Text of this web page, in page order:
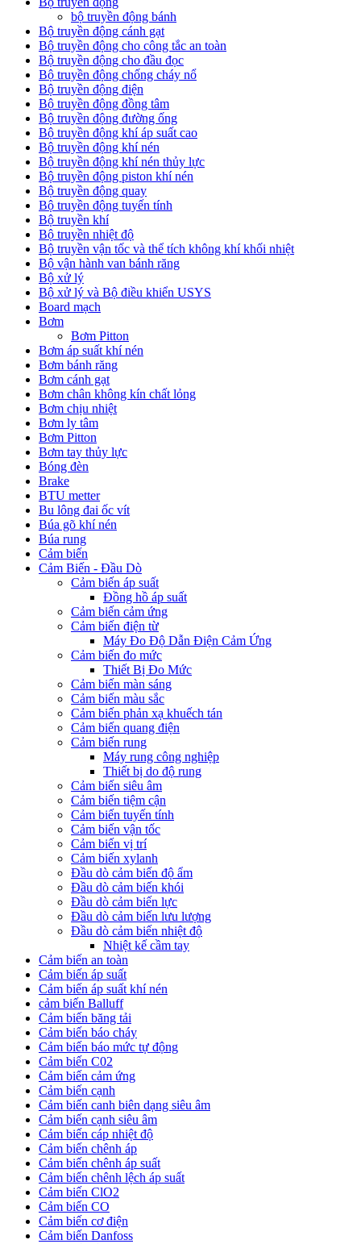
bộ truyền động bánh
Bộ truyền động cánh gạt
Bộ truyền động cho công tắc an toàn
Bộ truyền động cho đầu đọc
Bộ truyền động chống cháy nổ
Bộ truyền động điện
Bộ truyền động đồng tâm
Bộ truyền động đường ống
Bộ truyền động khí áp suất cao
Bộ truyền động khí nén
Bộ truyền động khí nén thủy lực
Bộ truyền động piston khí nén
Bộ truyền động quay
Bộ truyền động tuyến tính
Bộ truyền khí
Bộ truyền nhiệt độ
Bộ truyền vận tốc và thể tích không khí khối nhiệt
Bộ vận hành van bánh răng
Bộ xử lý
Bộ xử lý và Bộ điều khiển USYS
Board mạch
Bơm
Bơm Pitton
Bơm áp suất khí nén
Bơm bánh răng
Bơm cánh gạt
Bơm chân không kín chất lỏng
Bơm chịu nhiệt
Bơm ly tâm
Bơm Pitton
Bơm tay thủy lực
Bóng đèn
Brake
BTU metter
Bu lông đai ốc vít
Búa gõ khí nén
Búa rung
Cảm biến
Cảm Biến - Đầu Dò
Cảm biến áp suất
Đồng hồ áp suất
Cảm biến cảm ứng
Cảm biến điện từ
Máy Đo Độ Dẫn Điện Cảm Ứng
Cảm biến đo mức
Thiết Bị Đo Mức
Cảm biến màn sáng
Cảm biến màu sắc
Cảm biến phản xạ khuếch tán
Cảm biến quang điện
Cảm biến rung
Máy rung công nghiệp
Thiết bị do độ rung
Cảm biến siêu âm
Cảm biến tiệm cận
Cảm biến tuyến tính
Cảm biến vận tốc
Cảm biến vị trí
Cảm biến xylanh
Đầu dò cảm biến độ ẩm
Đầu dò cảm biến khói
Đầu dò cảm biến lực
Đầu dò cảm biến lưu lượng
Đầu dò cảm biến nhiệt độ
Nhiệt kế cầm tay
Cảm biến an toàn
Cảm biến áp suất
Cảm biến áp suất khí nén
cảm biến Balluff
Cảm biến băng tải
Cảm biến báo cháy
Cảm biến báo mức tự động
Cảm biến C02
Cảm biến cảm ứng
Cảm biến cạnh
Cảm biến canh biên dạng siêu âm
Cảm biến cạnh siêu âm
Cảm biến cáp nhiệt độ
Cảm biến chênh áp
Cảm biến chênh áp suất
Cảm biến chênh lệch áp suất
Cảm biến ClO2
Cảm biến CO
Cảm biến cơ điện
Cảm biến Danfoss